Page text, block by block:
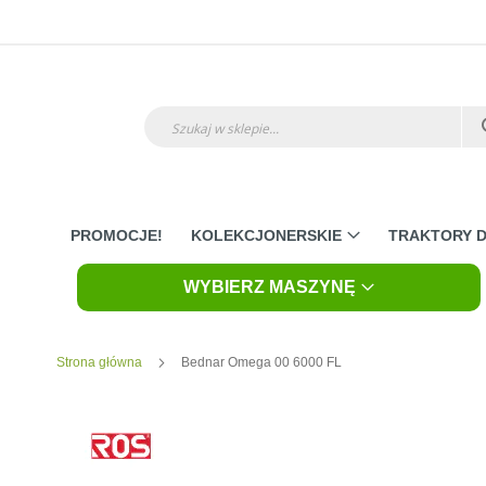
PROMOCJE! KOLEKCJONERSKIE TRAKTORY
WYBIERZ MASZYNĘ
Strona główna Bednar Omega 00 6000 FL